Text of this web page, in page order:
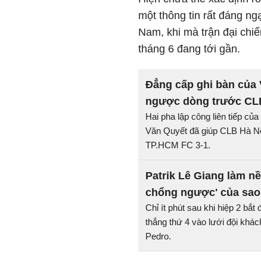
một thông tin rất đáng
Nam, khi mà trận đại
tháng 6 đang tới gần.
Đẳng cấp ghi bàn của
ngược dòng trước
Hai pha lập công liên tiếp
Văn Quyết đã giúp CLB Hà
TP.HCM FC 3-1.
Patrik Lê Giang làm
chổng ngược' của sao
Chỉ ít phút sau khi hiệp 2 bắt
thắng thứ 4 vào lưới đội
Pedro.